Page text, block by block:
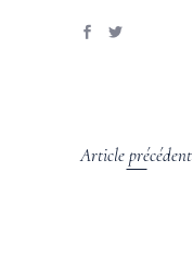
Article précédent